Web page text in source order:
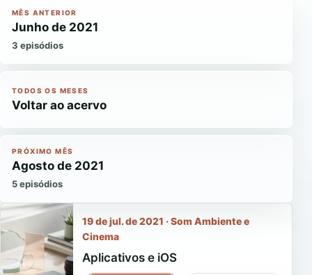
MÊS ANTERIOR
Junho de 2021
3 episódios
TODOS OS MESES
Voltar ao acervo
PRÓXIMO MÊS
Agosto de 2021
5 episódios
19 de jul. de 2021 · Som Ambiente e
Cinema
Aplicativos e iOS